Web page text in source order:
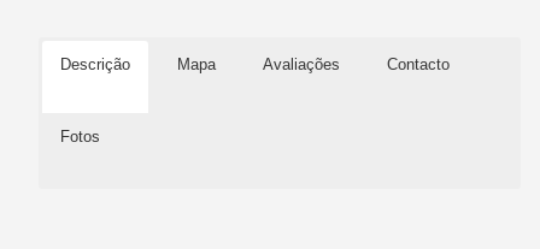
Descrição Mapa Avaliações Contacto
Fotos